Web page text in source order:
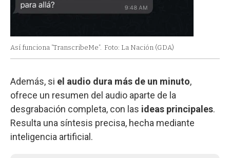
Así funciona “TranscribeMe”. Foto: La Nación (GDA)
Además, si el audio dura más de un minuto,
ofrece un resumen del audio aparte de la
desgrabación completa, con las ideas principales.
Resulta una síntesis precisa, hecha mediante
inteligencia artificial.